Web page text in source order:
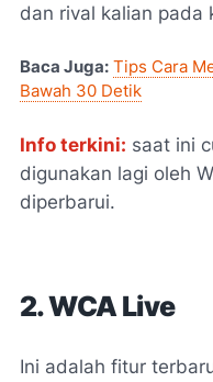
dan rival kalian pada
Baca Juga: Tips Cara
Bawah 30 Detik
Info terkini: saat ini
digunakan lagi oleh
diperbarui.
2. WCA Live
Ini adalah fitur